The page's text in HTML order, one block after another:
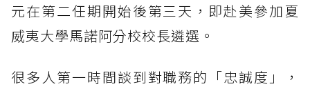
元在第二任期開始後第三天，即赴美參加夏
威夷大學馬諾阿分校校長遴選。
很多人第一時間談到對職務的「忠誠度」，